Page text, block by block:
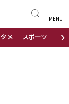
›
メ スポーツ 地域
MENU